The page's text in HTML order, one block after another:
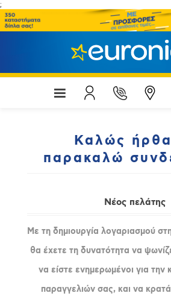
;
Καλώς
παρακαλώ
Νέος πελάτης
Με τη δημιουργία λογαριασμού
θα έχετε τη δυνατότητα να
να είστε ενημερωμένοι για
παραγγελιών σας, και να